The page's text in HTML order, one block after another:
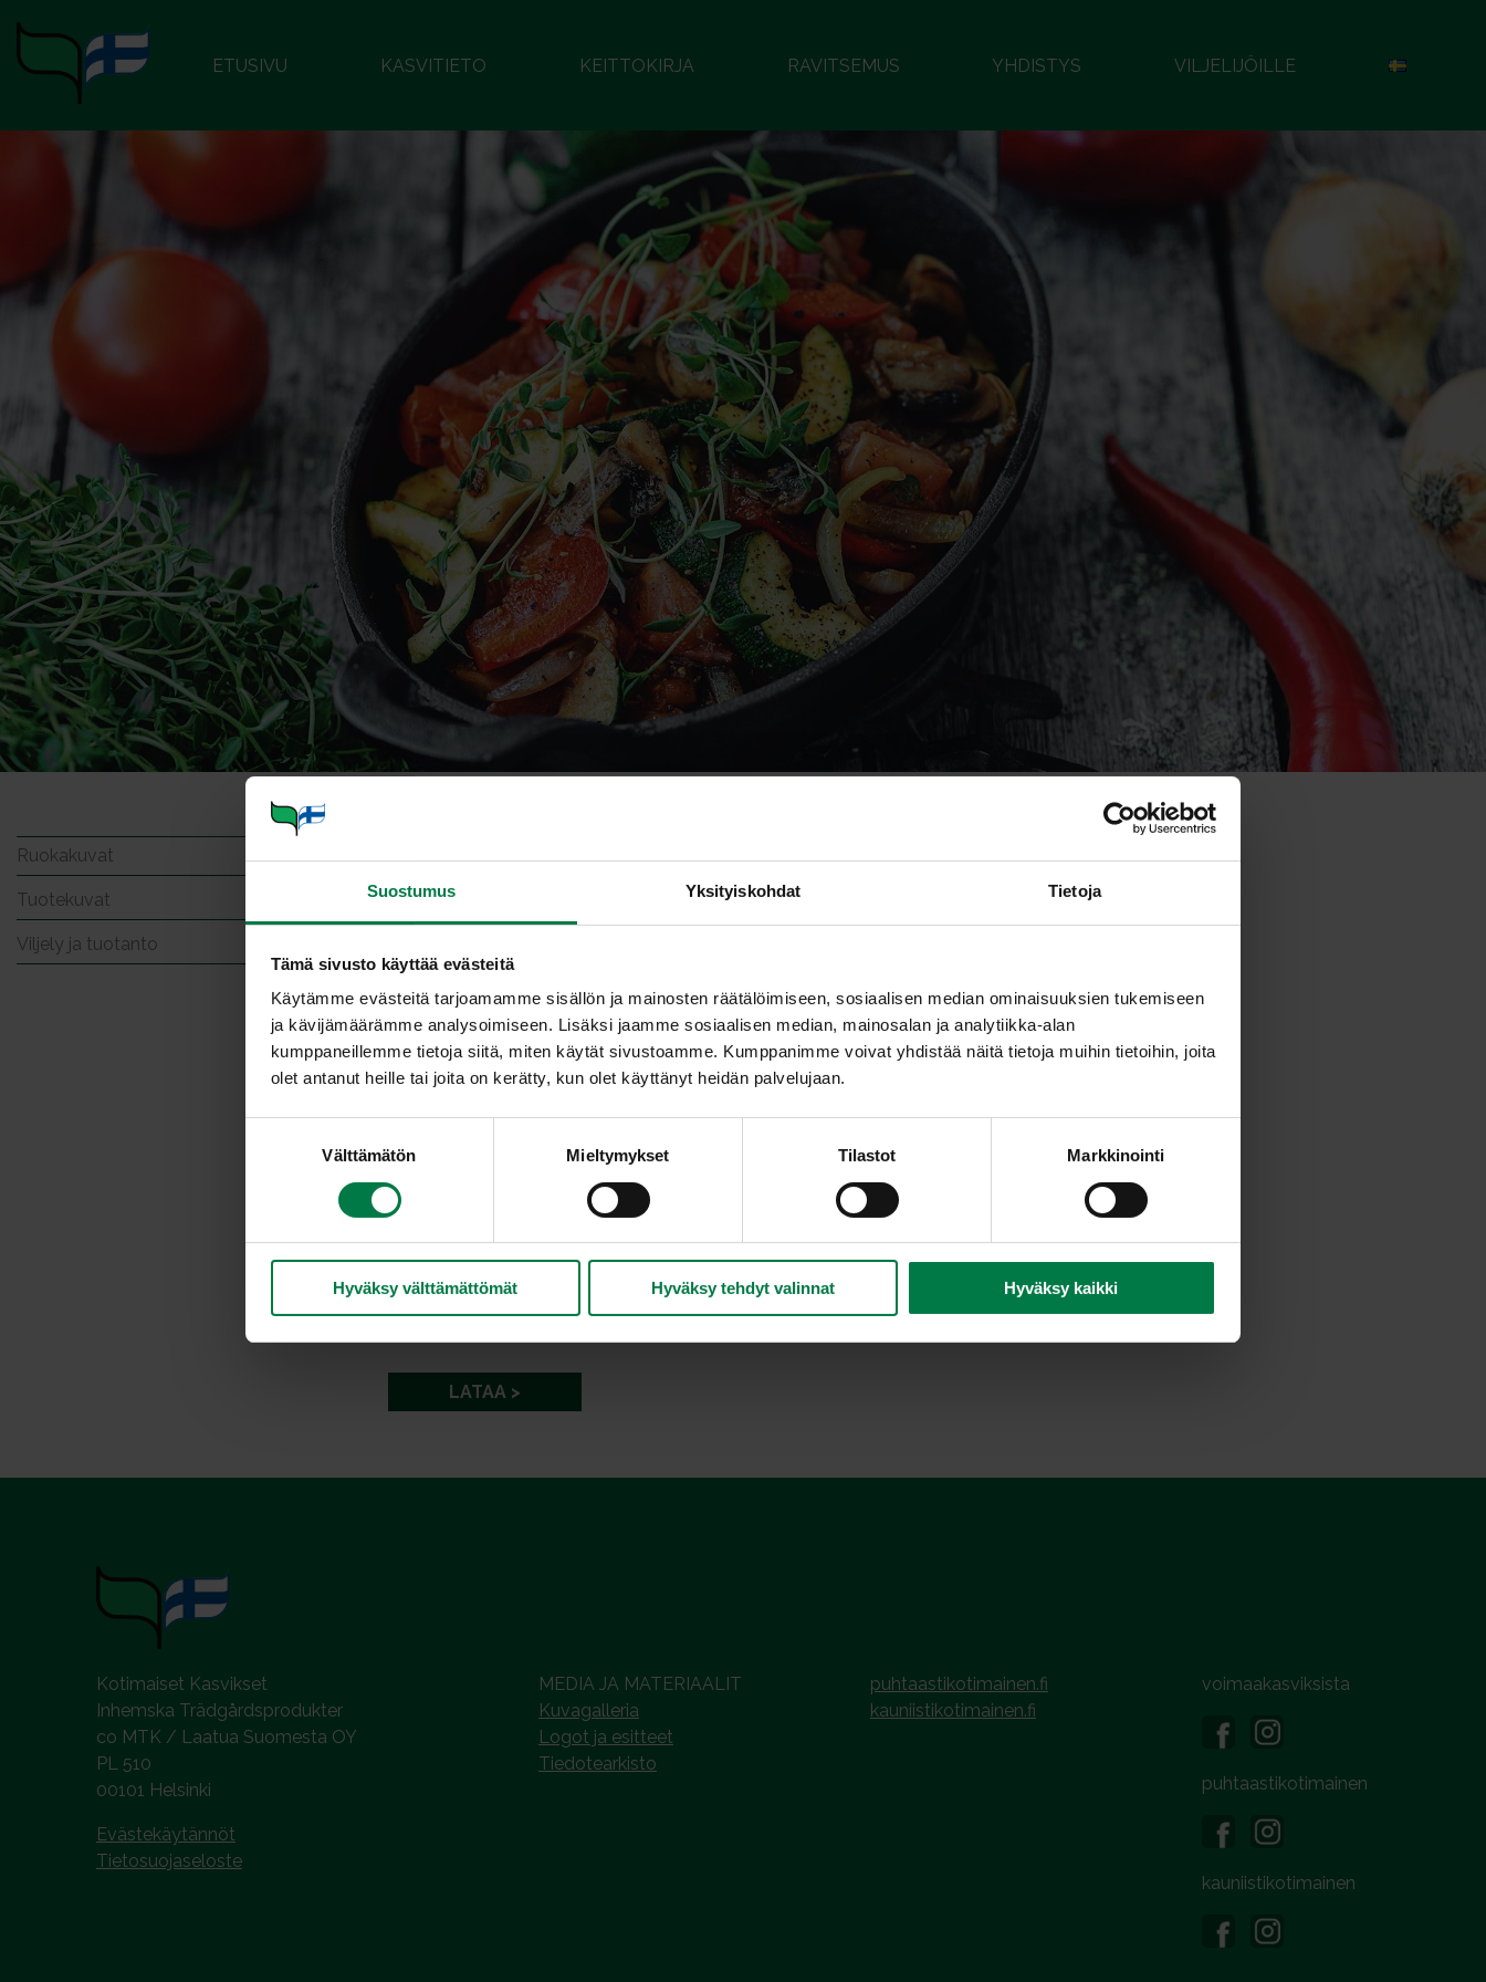
Suostumus Yksityiskohdat Tietoja
Tämä sivusto käyttää evästeitä
Käytämme evästeitä tarjoamamme sisällön ja mainosten räätälöimiseen, sosiaalisen median ominaisuuksien tukemiseen
ja kävijämäärämme analysoimiseen. Lisäksi jaamme sosiaalisen median, mainosalan ja analytiikka-alan
kumppaneillemme tietoja siitä, miten käytät sivustoamme. Kumppanimme voivat yhdistää näitä tietoja muihin tietoihin, joita
olet antanut heille tai joita on kerätty, kun olet käyttänyt heidän palvelujaan.
k
a
Välttämätön Mieltymykset Tilastot Markkinointi
Hyväksy välttämättömät Hyväksy tehdyt valinnat Hyväksy kaikki
ETUSIVU KASVITIETO KEITTOKIRJA RAVITSEMUS YHDISTYS VILJELIJÖILLE
Ruokakuvat
Tuotekuvat
Viljely ja tuotanto
Parsakaalin sadonkorjuu3
LATAA
Kotimaiset Kasvikset
Inhemska Trädgårdsprodukter
co MTK / Laatua Suomesta OY
PL 510
00101 Helsinki
Evästekäytännöt
Tietosuojaseloste
MEDIA JA MATERIAALIT
Kuvagalleria
Logot ja esitteet
Tiedotearkisto
puhtaastikotimainen.fi
kauniistikotimainen.fi
voimaakasviksista
puhtaastikotimainen
kauniistikotimainen